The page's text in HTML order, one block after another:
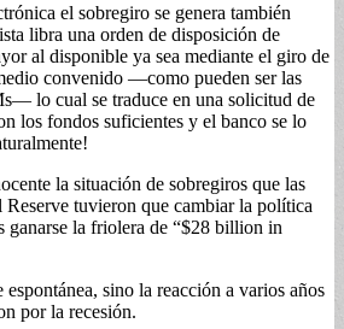
el sobregiro se genera también
libra una orden de disposición de
al disponible ya sea mediante el giro de
convenido —como pueden ser las
lo cual se traduce en una solicitud de
los fondos suficientes y el banco se lo
la situación de sobregiros que las
Reserve tuvieron que cambiar la política
ganarse la friolera de “$28 billion in
sino la reacción a varios años
por la recesión.